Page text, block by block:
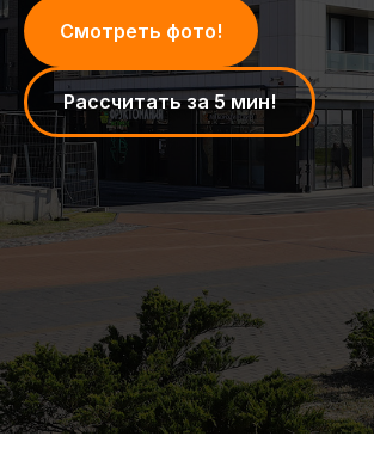
Смотреть фото!
Рассчитать за 5 мин!